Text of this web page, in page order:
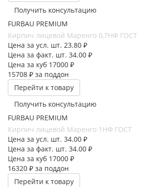
Получить консультацию
FURBAU PREMIUM
Кирпич лицевой Маренго 0,7НФ ГОСТ
Цена за усл. шт. 23.80 ₽
Цена за факт. шт. 34.00 ₽
Цена за куб 17000 ₽
15708 ₽ за поддон
Перейти к товару
Получить консультацию
FURBAU PREMIUM
Кирпич лицевой Маренго 1НФ ГОСТ
Цена за усл. шт. 34.00 ₽
Цена за факт. шт. 34.00 ₽
Цена за куб 17000 ₽
16320 ₽ за поддон
Перейти к товару